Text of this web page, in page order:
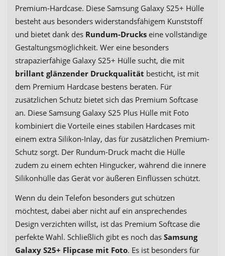
Premium-Hardcase. Diese Samsung Galaxy S25+ Hülle
besteht aus besonders widerstandsfähigem Kunststoff
und bietet dank des Rundum-Drucks eine vollständige
Gestaltungsmöglichkeit. Wer eine besonders
strapazierfähige Galaxy S25+ Hülle sucht, die mit
brillant glänzender Druckqualität besticht, ist mit
dem Premium Hardcase bestens beraten. Für
zusätzlichen Schutz bietet sich das Premium Softcase
an. Diese Samsung Galaxy S25 Plus Hülle mit Foto
kombiniert die Vorteile eines stabilen Hardcases mit
einem extra Silikon-Inlay, das für zusätzlichen Premium-
Schutz sorgt. Der Rundum-Druck macht die Hülle
zudem zu einem echten Hingucker, während die innere
Silikonhülle das Gerät vor äußeren Einflüssen schützt.
Wenn du dein Telefon besonders gut schützen
möchtest, dabei aber nicht auf ein ansprechendes
Design verzichten willst, ist das Premium Softcase die
perfekte Wahl. Schließlich gibt es noch das Samsung
Galaxy S25+ Flipcase mit Foto. Es ist besonders für